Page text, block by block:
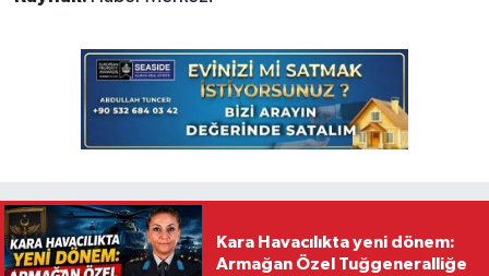
Kara Havacılıkta yeni dönem:
Armağan Özel Tuğgeneralliğe